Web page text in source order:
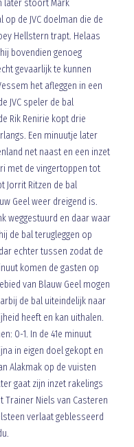
later stoort Mark
de JVC doelman die de
Hellstern trapt. Helaas
bovendien genoeg
gevaarlijk te kunnen
het afleggen in een
JVC speler de bal
Rik Renirie kopt drie
Een minuutje later
net naast en een inzet
met de vingertoppen tot
Jorrit Ritzen de bal
Geel weer dreigend is.
weggestuurd en daar waar
de bal terugleggen op
echter tussen zodat de
komen de gasten op
van Blauw Geel mogen
de bal uiteindelijk naar
heeft en kan uithalen.
0-1. In de 41e minuut
in eigen doel gekopt en
Alakmak op de vuisten
gaat zijn inzet rakelings
Niels van Casteren
verlaat geblesseerd